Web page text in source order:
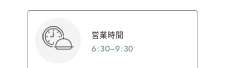
営業時間
6:30~9:30